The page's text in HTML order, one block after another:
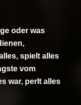
oder was
spielt alles
vom
war, perlt alles